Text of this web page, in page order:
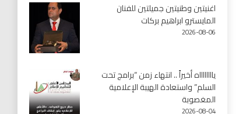
اغنيتين وطنيتين جميلتين للفنان
المايسترو ابراهيم بركات
2026-08-06
يااااااااه أخيراً .. انتهاء زمن “برامج تحت
السلم” واستعادة الهيبة الإعلامية
المغصوبة
2026-08-04